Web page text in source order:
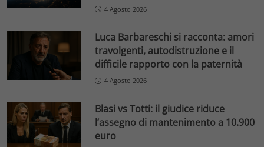
4 Agosto 2026
Luca Barbareschi si racconta: amori
travolgenti, autodistruzione e il
difficile rapporto con la paternità
4 Agosto 2026
Blasi vs Totti: il giudice riduce
l’assegno di mantenimento a 10.900
euro